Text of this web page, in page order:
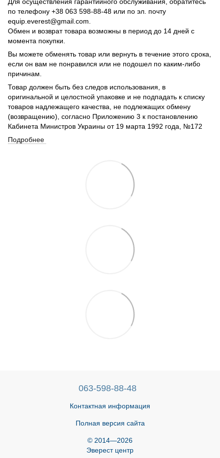
по телефону +38 063 598-88-48 или по эл. почту
equip.everest@gmail.com.
Обмен и возврат товара возможны в период до 14 дней с
момента покупки.
Вы можете обменять товар или вернуть в течение этого срока,
если он вам не понравился или не подошел по каким-либо
причинам.
Товар должен быть без следов использования, в
оригинальной и целостной упаковке и не подпадать к списку
товаров надлежащего качества, не подлежащих обмену
(возвращению), согласно Приложению 3 к постановлению
Кабинета Министров Украины от 19 марта 1992 года, №172
Подробнее
063-598-88-48
Контактная информация
Полная версия сайта
© 2014—2026
Эверест центр